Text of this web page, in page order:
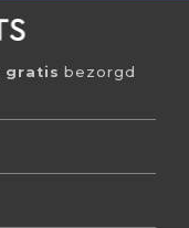
gratis bezorgd